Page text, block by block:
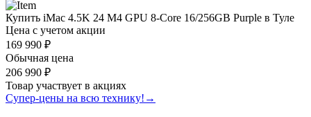
Купить iMac 4.5K 24 M4 GPU 8-Core 16/256GB Purple в Туле
Цена с учетом акции
169 990 ₽
Обычная цена
206 990 ₽
Товар участвует в акциях
Супер-цены на всю технику! →